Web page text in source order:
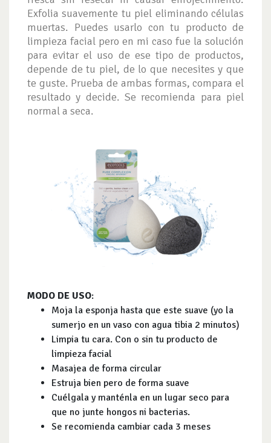
Exfolia suavemente tu piel eliminando células
muertas. Puedes usarlo con tu producto de
limpieza facial pero en mi caso fue la solución
para evitar el uso de ese tipo de productos,
depende de tu piel, de lo que necesites y que
te guste. Prueba de ambas formas, compara el
resultado y decide. Se recomienda para piel
normal a seca.
MODO DE USO:
Moja la esponja hasta que este suave (yo la
sumerjo en un vaso con agua tibia 2 minutos)
Limpia tu cara. Con o sin tu producto de
limpieza facial
Masajea de forma circular
Estruja bien pero de forma suave
Cuélgala y manténla en un lugar seco para
que no junte hongos ni bacterias.
Se recomienda cambiar cada 3 meses